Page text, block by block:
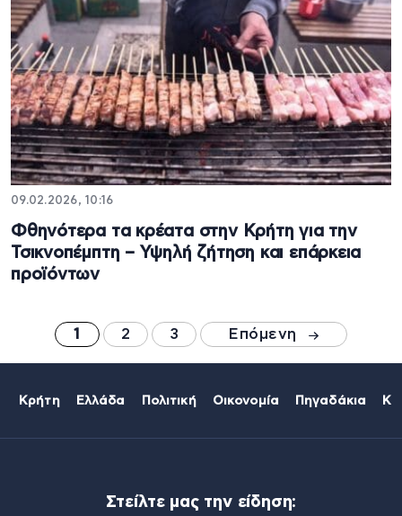
09.02.2026, 10:16
Φθηνότερα τα κρέατα στην Κρήτη για την
Τσικνοπέμπτη – Υψηλή ζήτηση και επάρκεια
προϊόντων
1 2 3 Επόμενη
Κρήτη Ελλάδα Πολιτική Οικονομία Πηγαδάκια
Στείλτε μας την είδηση: